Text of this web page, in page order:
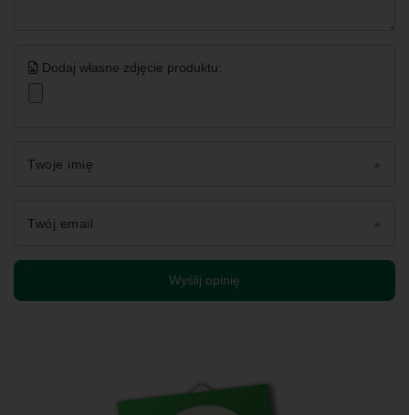
Dodaj własne zdjęcie produktu:
Twoje imię
Twój email
Wyślij opinię